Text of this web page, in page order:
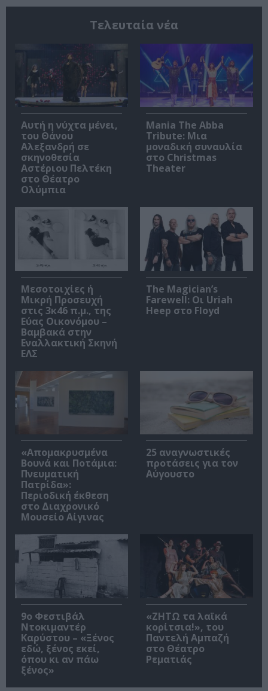
Τελευταία νέα
Αυτή η νύχτα μένει,
του Θάνου
Αλεξανδρή σε
σκηνοθεσία
Αστέριου Πελτέκη
στο Θέατρο
Ολύμπια
Mania The Abba
Tribute: Μια
μοναδική συναυλία
στο Christmas
Theater
Μεσοτοιχίες ή
Μικρή Προσευχή
στις 3κ46 π.μ., της
Εύας Οικονόμου –
Βαμβακά στην
Εναλλακτική Σκηνή
ΕΛΣ
The Magician’s
Farewell: Οι Uriah
Heep στο Floyd
«Απομακρυσμένα
Βουνά και Ποτάμια:
Πνευματική
Πατρίδα»:
Περιοδική έκθεση
στο Διαχρονικό
Μουσείο Αίγινας
25 αναγνωστικές
προτάσεις για τον
Αύγουστο
9ο Φεστιβάλ
Ντοκιμαντέρ
Καρύστου – «Ξένος
εδώ, ξένος εκεί,
όπου κι αν πάω
ξένος»
«ΖΗΤΩ τα λαϊκά
κορίτσια!», του
Παντελή Αμπαζή
στο Θέατρο
Ρεματιάς